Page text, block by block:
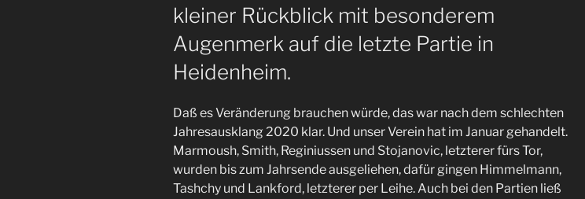
Jahr
bleibt
aber
Kurs.“
kleiner Rückblick mit besonderem
Augenmerk auf die letzte Partie in
Heidenheim.
Daß es Veränderung brauchen würde, das war nach dem schlechten
Jahresausklang 2020 klar. Und unser Verein hat im Januar gehandelt.
Marmoush, Smith, Reginiussen und Stojanovic, letzterer fürs Tor,
wurden bis zum Jahrsende ausgeliehen, dafür gingen Himmelmann,
Tashchy und Lankford, letzterer per Leihe. Auch bei den Partien ließ